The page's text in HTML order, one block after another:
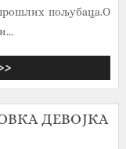
пољубаца.О
ДЕВОЈКА